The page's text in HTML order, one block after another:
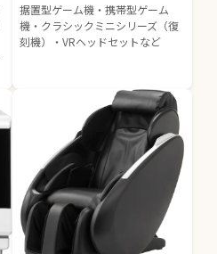
据置型ゲーム機・携帯型ゲーム
機・クラシックミニシリーズ（復
刻機）・VRヘッドセットなど